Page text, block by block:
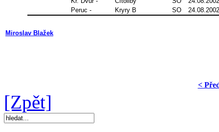
Peruc -
Kryry B SO 24.08.2002
Miroslav Blažek
<
[Zpět]